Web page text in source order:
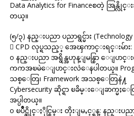
Data Analytics for Financeစတဲ့ အြန္လို
တယ္။
(၅/၃) နည္းပညာ ပညာရွင္မ်ား (Technology
 CPD လုပ္ရသည့္ အေၾကာင္းရင္းမ်ား:
o နည္းပညာ အရွိန္အဟုန္ျမန္စြာ ေျပာ
ကကအၿမဲေျပာင္းလဲေနပါတယ္။
သစ္ေတြ၊ Framework အသစ္ေတြနဲ႔
Cybersecurity ဆိုင္ရာ ၿခိမ္းေျခာက္မ
အပ္ပါတယ္။
o ၿပိဳင္ဆိုင္ႏိုင္စြမ္း တိုးျမႇင့္ရန္: နည္းပ